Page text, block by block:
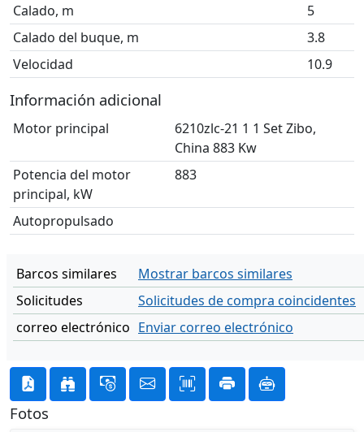
Calado, m
5
Calado del buque, m
3.8
Velocidad
10.9
Información adicional
Motor principal
6210zlc-21 1 1 Set Zibo,
China 883 Kw
Potencia del motor
principal, kW
883
Autopropulsado
Barcos similares
Mostrar barcos similares
Solicitudes
Solicitudes de compra coincidentes
correo electrónico Enviar correo electrónico
Fotos